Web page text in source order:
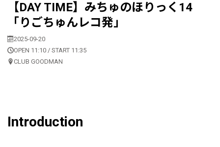
【DAY TIME】みちゅのほりっく14
「りごちゅんレコ発」
2025-09-20
OPEN 11:10 / START 11:35
CLUB GOODMAN
Introduction